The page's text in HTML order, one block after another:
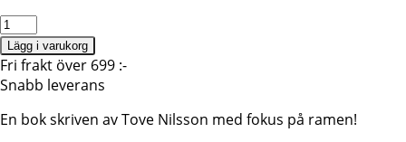
Bok,
RAMEN-
Japanska
Nudlar
smårätter
Lägg i varukorg
Fri frakt över 699 :-
Snabb leverans
En bok skriven av Tove Nilsson med fokus på ramen!